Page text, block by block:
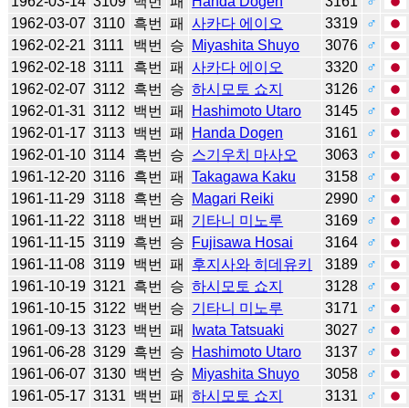
1962-03-07 3110 흑번 패 사카다 에이오 3319
♂
1962-02-21 3111 백번 승 Miyashita Shuyo 3076
♂
1962-02-18 3111 흑번 패 사카다 에이오 3320
♂
1962-02-07 3112 흑번 승 하시모토 쇼지 3126
♂
1962-01-31 3112 백번 패 Hashimoto Utaro 3145
♂
1962-01-17 3113 백번 패 Handa Dogen 3161
♂
1962-01-10 3114 흑번 승 스기우치 마사오 3063
♂
1961-12-20 3116 흑번 패 Takagawa Kaku 3158
♂
1961-11-29 3118 흑번 승 Magari Reiki 2990
♂
1961-11-22 3118 백번 패 기타니 미노루 3169
♂
1961-11-15 3119 흑번 승 Fujisawa Hosai 3164
♂
1961-11-08 3119 백번 패 후지사와 히데유키 3189
♂
1961-10-19 3121 흑번 승 하시모토 쇼지 3128
♂
1961-10-15 3122 백번 승 기타니 미노루 3171
♂
1961-09-13 3123 백번 패 Iwata Tatsuaki 3027
♂
1961-06-28 3129 흑번 승 Hashimoto Utaro 3137
♂
1961-06-07 3130 백번 승 Miyashita Shuyo 3058
♂
1961-05-17 3131 백번 패 하시모토 쇼지 3131
♂